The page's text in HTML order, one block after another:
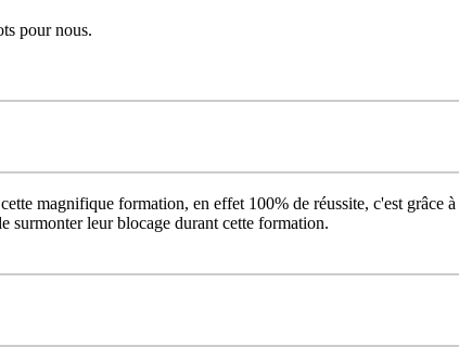
pour nous.
magnifique formation, en effet 100% de réussite, c'est grâce
surmonter leur blocage durant cette formation.